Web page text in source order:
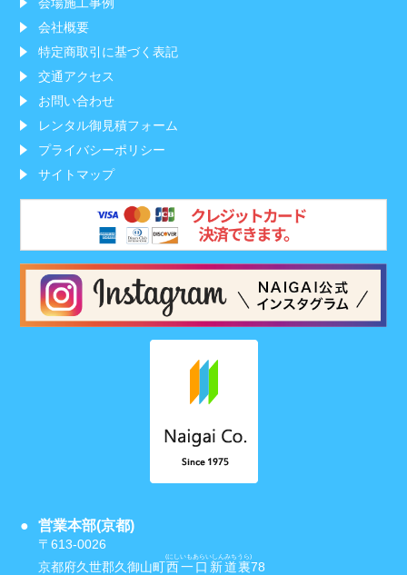
会場施工事例
会社概要
特定商取引に基づく表記
交通アクセス
お問い合わせ
レンタル御見積フォーム
プライバシーポリシー
サイトマップ
営業本部(京都)
〒613-0026
京都府久世郡久御山町西一口新道裏
(にしいもあらいしんみちうら)
78